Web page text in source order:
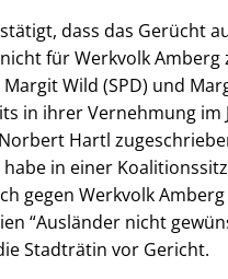
dass das Gerücht
für Werkvolk Amberg
Wild (SPD) und
in ihrer Vernehmung im
Hartl
in einer
gegen Werkvolk
“Ausländer nicht
Stadträtin vor Gericht.